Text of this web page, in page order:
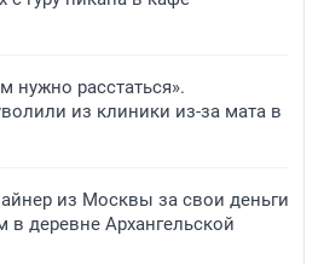
нужно расстаться».
из клиники из-за мата в
из Москвы за свои деньги
в деревне Архангельской